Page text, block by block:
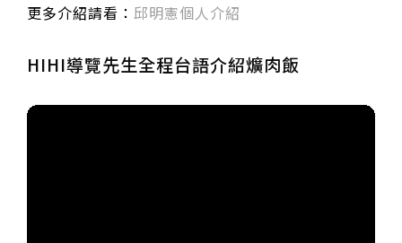
更多介紹請看： 邱明憲個人介紹
HIHI導覽先生全程台語介紹爌肉飯